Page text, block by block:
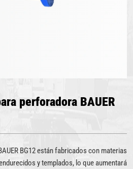
perforadora BAUER
BG12 están fabricados con materias
y templados, lo que aumentará